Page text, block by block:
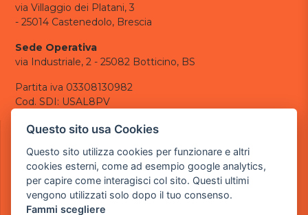
via Villaggio dei Platani, 3
- 25014 Castenedolo, Brescia
Sede Operativa
via Industriale, 2 - 25082 Botticino, BS
Partita iva 03308130982
Cod. SDI: USAL8PV
CONTATTI
tel.: +39 030 376 2377
tel.: +39 030 336 6259
pec:powergamesrl@legalmail.it
LINK UTILI
Questo sito usa Cookies
Questo sito utilizza cookies per funzionare e altri
cookies esterni, come ad esempio google analytics,
per capire come interagisci col sito. Questi ultimi
vengono utilizzati solo dopo il tuo consenso.
Fammi scegliere